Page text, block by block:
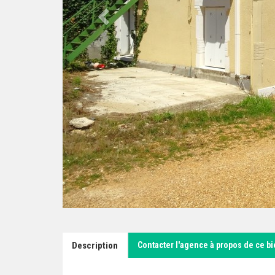
Description Contacter l'agence à propos de ce